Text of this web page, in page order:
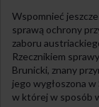
Wspomnieć
sprawą ochrony
zaboru
Rzecznikiem
Brunicki, znany
jego wygłoszona
w której w sposób